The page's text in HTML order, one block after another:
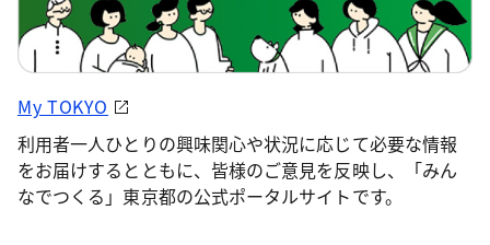
My TOKYO
利用者一人ひとりの興味関心や状況に応じて必要な情報
をお届けするとともに、皆様のご意見を反映し、「みん
なでつくる」東京都の公式ポータルサイトです。